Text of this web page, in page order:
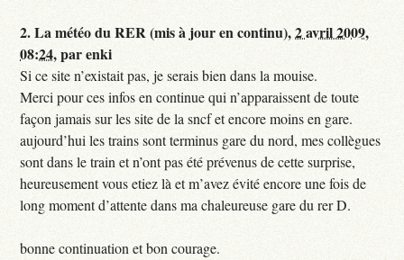
2.La météo du RER (mis à jour en continu),2 avril 2009,
08:24,parenki
Si ce site n’existait pas, je serais bien dans la mouise.
Merci pour ces infos en continue qui n’apparaissent de toute
façon jamais sur les site de la sncf et encore moins en gare.
aujourd’hui les trains sont terminus gare du nord, mes collègues
sont dans le train et n’ont pas été prévenus de cette surprise,
heureusement vous etiez là et m’avez évité encore une fois de
long moment d’attente dans ma chaleureuse gare du rer D.
bonne continuation et bon courage.